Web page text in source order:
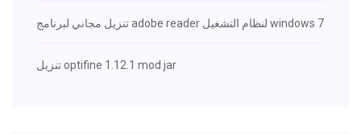
تنزيل مجاني لبرنامج adobe reader لنظام التشغيل windows 7
تنزيل optifine 1.12.1 mod jar